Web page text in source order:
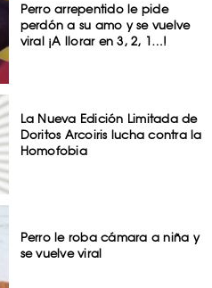
Perro arrepentido le pide
perdón a su amo y se vuelve
viral ¡A llorar en 3, 2, 1…!
La Nueva Edición Limitada de
Doritos Arcoiris lucha contra la
Homofobia
Perro le roba cámara a niña y
se vuelve viral